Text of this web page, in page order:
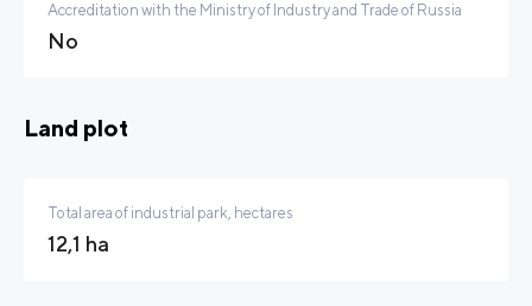
Accreditation with the Ministry of Industry and Trade of Russia
No
Land plot
Total area of industrial park, hectares
12,1 ha